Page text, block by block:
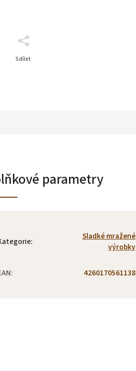
Sdílet
parametry
:
Sladké mražené
výrobky
: 4260170561138